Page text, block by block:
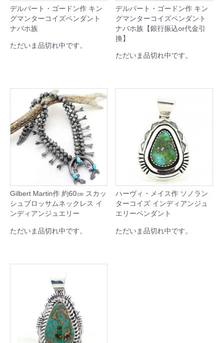
デルバート・ゴードン作 キン
グマンターコイズペンダント
ナバホ族
ただいま品切れ中です。
デルバート・ゴードン作 キン
グマンターコイズペンダント
ナバホ族【銀行振込or代金引
換】
ただいま品切れ中です。
Gilbert Martin作 約60㎝ スカッ
シュブロッサムネックレス イ
ンディアンジュエリー
ただいま品切れ中です。
ハーヴィ・メイス作 ソノラン
ターコイズ インディアンジュ
エリーペンダント
ただいま品切れ中です。